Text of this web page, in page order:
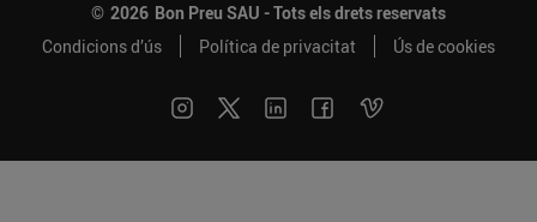
© 2026 Bon Preu SAU - Tots els drets reservats
Condicions d’ús
Política de privacitat Ús de cookies